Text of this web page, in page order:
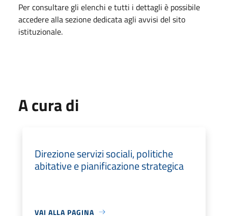
Per consultare gli elenchi e tutti i dettagli è possibile
accedere alla sezione dedicata agli avvisi del sito
istituzionale.
A cura di
Direzione servizi sociali, politiche
abitative e pianificazione strategica
VAI ALLA PAGINA